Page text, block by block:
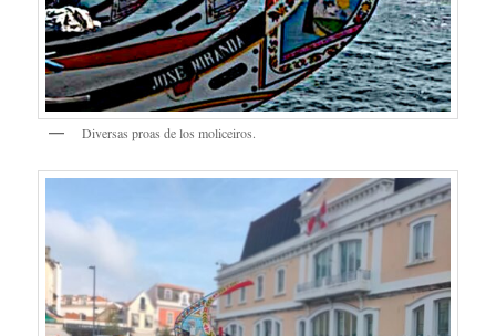
Diversas proas de los moliceiros.